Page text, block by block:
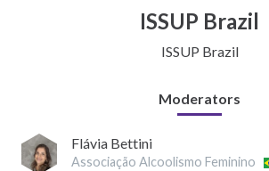
ISSUP Brazil
ISSUP Brazil
Moderators
Flávia Bettini
Associação Alcoolismo Feminino